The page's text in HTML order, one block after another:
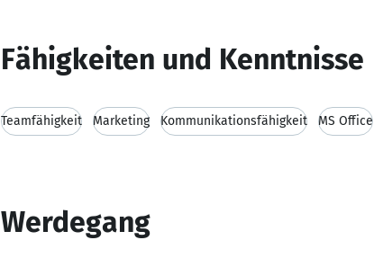
Fähigkeiten und Kenntnisse
Teamfähigkeit Marketing Kommunikationsfähigkeit MS Office
Werdegang